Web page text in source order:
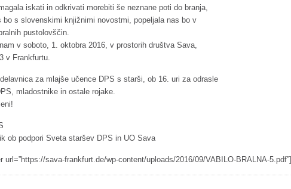
iskati in odkrivati morebiti še neznane poti do branja,
bo s slovenskimi knjižnimi novostmi, popeljala nas bo v
pustolovščin.
v soboto, 1. oktobra 2016, v prostorih društva Sava,
v Frankfurtu.
za mlajše učence DPS s starši, ob 16. uri za odrasle
mladostnike in ostale rojake.
ob podpori Sveta staršev DPS in UO Sava
url=”https://sava-frankfurt.de/wp-content/uploads/2016/09/VABILO-BRALNA-5.pdf”]